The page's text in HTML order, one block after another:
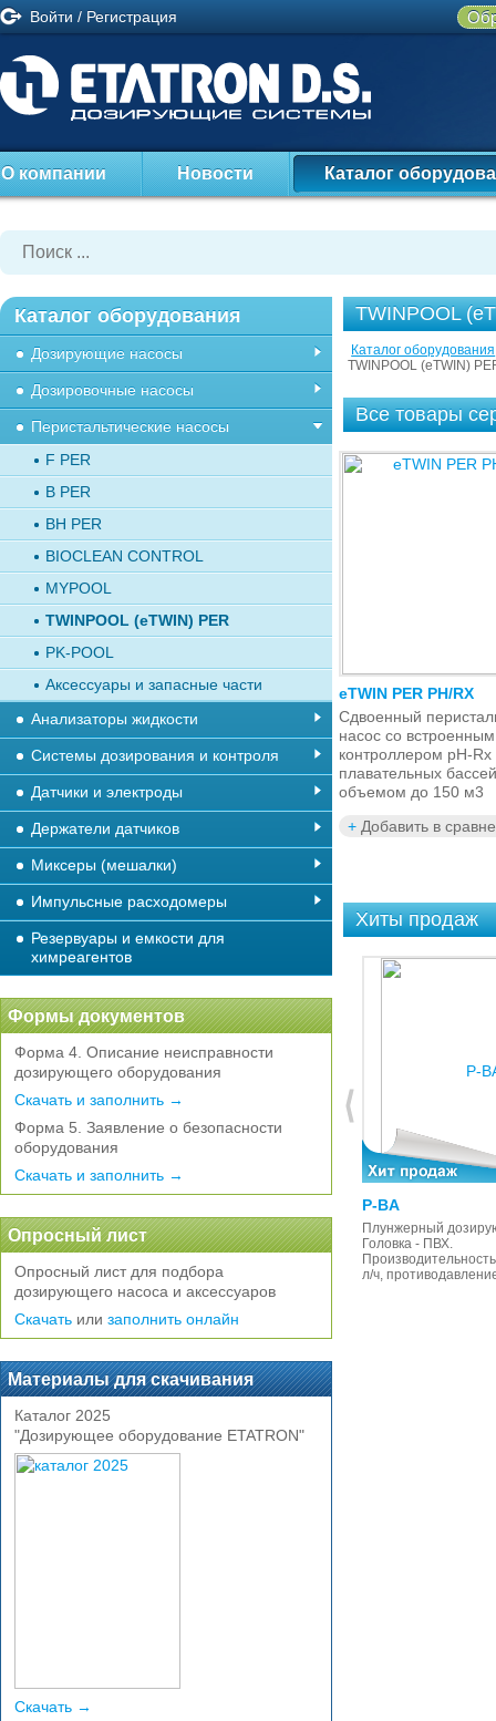
Войти / Регистрация
О компании Новости Каталог
TWINPOOL
Каталог оборудования
TWINPOOL (eTWIN)
Все товары
eTWIN PER PH/RX
Сдвоенный
насос со встроенным
контроллером рН-Rx
плавательных
объемом до 150 м3
+ Добавить в
Хиты продаж
Аналоговый насос-дозатор.
Постоянное дозирование ON-OFF.
Без поддержки датчика уровня
P-BA
Плунжерный
Головка - ПВХ.
л/ч,
Каталог оборудования
Дозирующие насосы
Дозировочные насосы
Перистальтические насосы
F PER
B PER
BH PER
BIOCLEAN CONTROL
MYPOOL
TWINPOOL (eTWIN) PER
PK-POOL
Аксессуары и запасные части
Анализаторы жидкости
Системы дозирования и контроля
Датчики и электроды
Держатели датчиков
Миксеры (мешалки)
Импульсные расходомеры
Резервуары и емкости для
химреагентов
Формы документов
Форма 4. Описание неисправности
дозирующего оборудования
Скачать и заполнить →
Форма 5. Заявление о безопасности
оборудования
Скачать и заполнить →
Опросный лист
Опросный лист для подбора
дозирующего насоса и аксессуаров
Скачать или заполнить онлайн
Материалы для скачивания
Каталог 2025
"Дозирующее оборудование ETATRON"
Скачать →